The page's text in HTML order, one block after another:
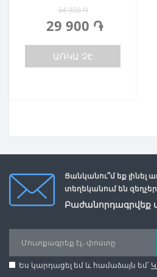
34 900 ֏
29 900 ֏
ԱՌԿԱ ՉԷ
Ցանկանու՞մ եք լինել
տեղեկանում են
Բաժանորդագրվեք
Ես կարդացել եմ և համաձայն եմ՝